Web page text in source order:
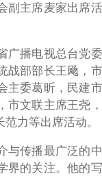
副主席麦家出席
广播电视总台党
战部部长王飏，
主委葛昕，民建
市文联主席王尧
力等出席活动。‍
与传播最广泛的
界的关注。他的